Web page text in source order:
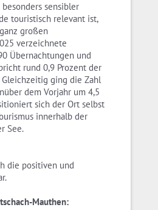
sensibler
touristisch relevant ist,
großen
verzeichnete
Übernachtungen und
rund 0,9 Prozent der
ging die Zahl
dem Vorjahr um 4,5
sich der Ort selbst
innerhalb der
See.
die positiven und
Mauthen: